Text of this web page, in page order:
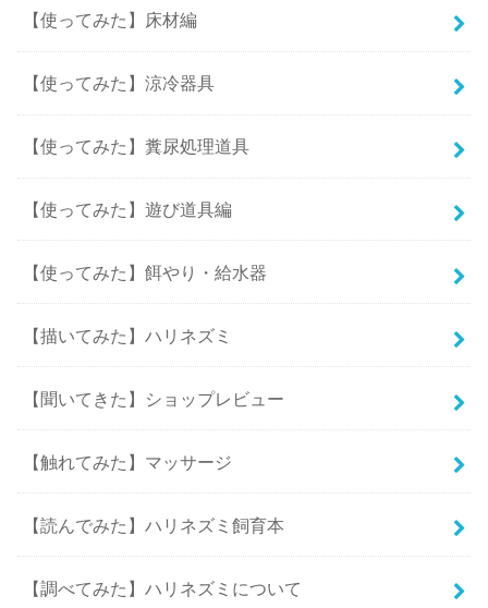
【使ってみた】床材編
【使ってみた】涼冷器具
【使ってみた】糞尿処理道具
【使ってみた】遊び道具編
【使ってみた】餌やり・給水器
【描いてみた】ハリネズミ
【聞いてきた】ショップレビュー
【触れてみた】マッサージ
【読んでみた】ハリネズミ飼育本
【調べてみた】ハリネズミについて